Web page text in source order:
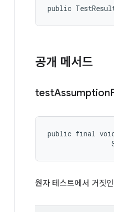
public
공개 메서드
testAssumption
public final
원자 테스트에서 거짓